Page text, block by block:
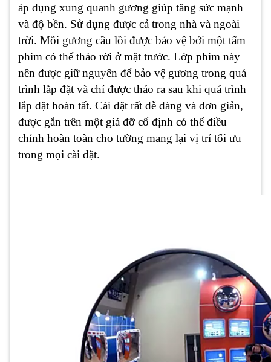
áp dụng xung quanh gương giúp tăng sức mạnh
và độ bền. Sử dụng được cả trong nhà và ngoài
trời. Mỗi gương cầu lồi được bảo vệ bởi một tấm
phim có thể tháo rời ở mặt trước. Lớp phim này
nên được giữ nguyên để bảo vệ gương trong quá
trình lắp đặt và chỉ được tháo ra sau khi quá trình
lắp đặt hoàn tất. Cài đặt rất dễ dàng và đơn giản,
được gắn trên một giá đỡ cố định có thể điều
chỉnh hoàn toàn cho tường mang lại vị trí tối ưu
trong mọi cài đặt.